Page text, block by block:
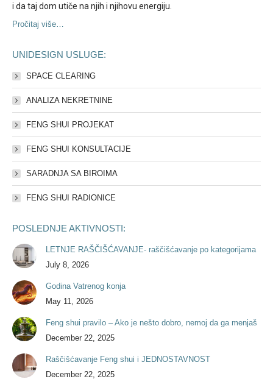
i da taj dom utiče na njih i njihovu energiju.
Pročitaj više…
UNIDESIGN USLUGE:
SPACE CLEARING
ANALIZA NEKRETNINE
FENG SHUI PROJEKAT
FENG SHUI KONSULTACIJE
SARADNJA SA BIROIMA
FENG SHUI RADIONICE
POSLEDNJE AKTIVNOSTI:
LETNJE RAŠČIŠĆAVANJE- raščišćavanje po kategorijama
July 8, 2026
Godina Vatrenog konja
May 11, 2026
Feng shui pravilo – Ako je nešto dobro, nemoj da ga menjaš
December 22, 2025
Raščišćavanje Feng shui i JEDNOSTAVNOST
December 22, 2025